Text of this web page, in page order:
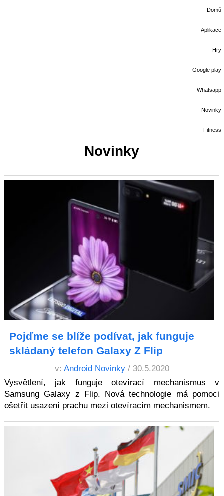
Domů
Aplikace
Hry
Google play
Whatsapp
Novinky
Fitness
Novinky
Pojďme se blíže podívat, jak funguje
skládaný telefon Galaxy Z Flip
v: Android Novinky / 30.5.2020
Vysvětlení, jak funguje otevírací mechanismus v
Samsung Galaxy z Flip. Nová technologie má pomoci
ošetřit usazení prachu mezi otevíracím mechanismem.